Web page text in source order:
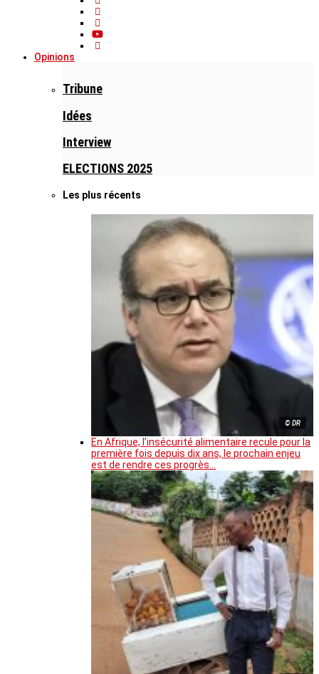
Opinions
Tribune
Idées
Interview
ELECTIONS 2025
Les plus récents
© DR
En Afrique, l’insécurité alimentaire recule pour la
première fois depuis dix ans, le prochain enjeu
est de rendre ces progrès…